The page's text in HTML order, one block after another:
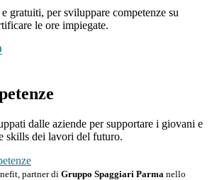
gratuiti, per sviluppare competenze su
le ore impiegate.
dalle aziende per supportare i giovani e
skills dei lavori del futuro.
partner di Gruppo Spaggiari Parma nello